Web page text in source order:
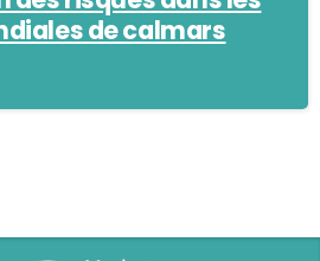
de calmars